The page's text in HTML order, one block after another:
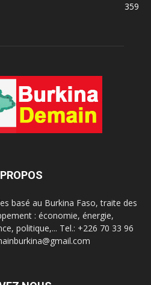
359
basé au Burkina Faso, traite des
: économie, énergie,
politique,... Tel.: +226 70 33 96